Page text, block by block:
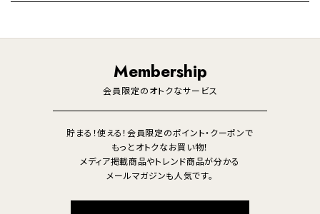
調理家電 生活家電
Membership
会員限定のオトクなサービス
貯まる！使える！会員限定のポイント・クーポンで
もっとオトクなお買い物！
メディア掲載商品やトレンド商品が分かる
メールマガジンも人気です。